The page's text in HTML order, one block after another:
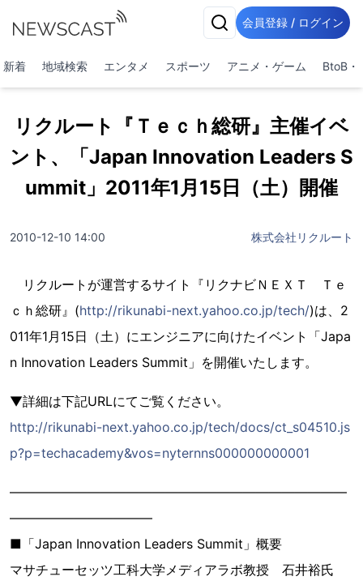
会員登録 / ログイン
新着 地域検索 エンタメ スポーツ アニメ・ゲーム BtoB・
リクルート『Ｔｅｃｈ総研』主催イベ
ント、「Japan Innovation Leaders S
ummit」2011年1月15日（土）開催
2010-12-10 14:00 株式会社リクルート
リクルートが運営するサイト『リクナビＮＥＸＴ Ｔｅ
ｃｈ総研』(http://rikunabi-next.yahoo.co.jp/tech/)は、2
011年1月15日（土）にエンジニアに向けたイベント「Japa
n Innovation Leaders Summit」を開催いたします。
▼詳細は下記URLにてご覧ください。
http://rikunabi-next.yahoo.co.jp/tech/docs/ct_s04510.js
p?p=techacademy&vos=nyternns000000000001
――――――――――――――――――――――――――
―――――――――――
■「Japan Innovation Leaders Summit」概要
マサチューセッツ工科大学メディアラボ教授 石井裕氏